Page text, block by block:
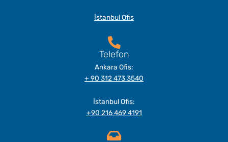
İstanbul Ofis
Telefon
Ankara Ofis:
+ 90 312 473 3540
İstanbul Ofis:
+90 216 469 4191